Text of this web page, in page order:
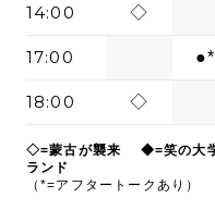
14:00 ◇
17:00 ●*
18:00 ◇
◇=蒙古が襲来 ◆=笑の
ランド
（*=アフタートークあり）